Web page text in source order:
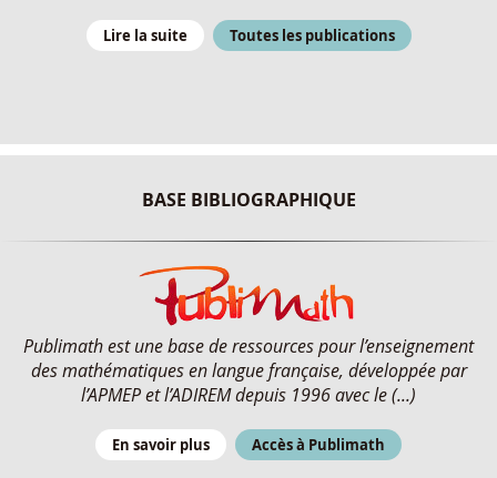
Lire la suite Toutes les publications
BASE BIBLIOGRAPHIQUE
Publimath est une base de ressources pour l’enseignement
des mathématiques en langue française, développée par
l’APMEP et l’ADIREM depuis 1996 avec le (...)
En savoir plus Accès à Publimath